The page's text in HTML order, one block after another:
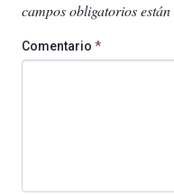
campos obligatorios
Comentario *